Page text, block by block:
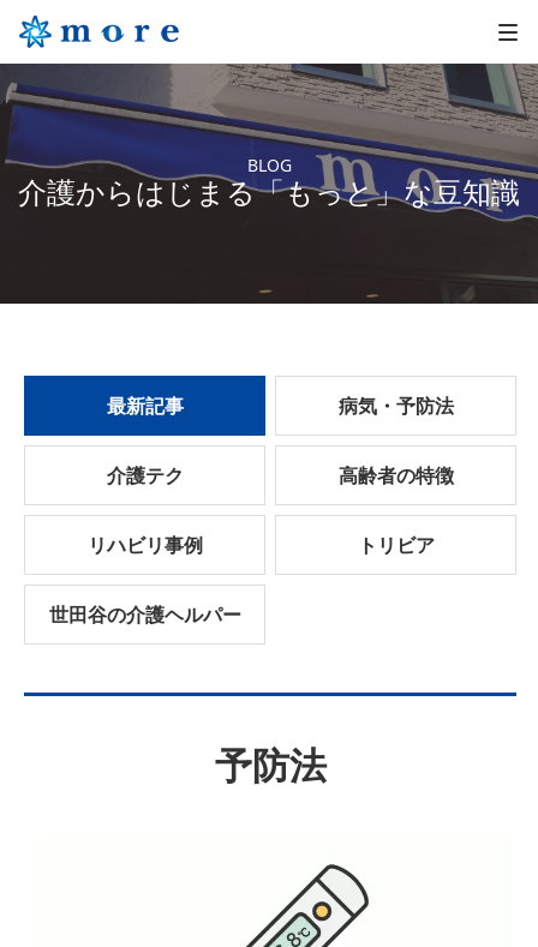
BLOG
介護からはじまる「もっと」な豆知識
最新記事 病気・予防法
介護テク 高齢者の特徴
リハビリ事例 トリビア
世田谷の介護ヘルパー
予防法